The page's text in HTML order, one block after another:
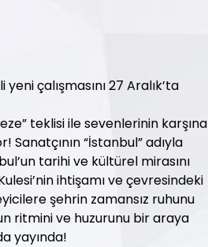
çalışmasını 27 Aralık’ta
teklisi ile sevenlerinin karşına
Sanatçının “İstanbul” adıyla
tarihi ve kültürel mirasını
ihtişamı ve çevresindeki
şehrin zamansız ruhunu
ritmini ve huzurunu bir araya
yayında!